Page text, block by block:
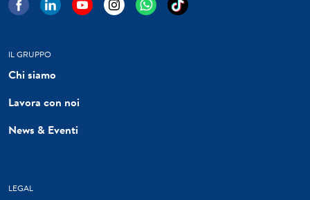
IL GRUPPO
Chi siamo
Lavora con noi
News & Eventi
LEGAL